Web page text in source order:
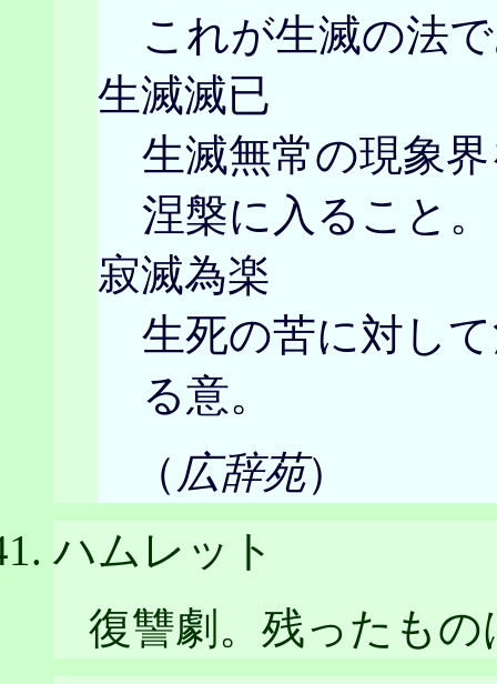
これが生滅の法
生滅滅已
生滅無常の現象
涅槃に入ること。
寂滅為楽
生死の苦に対し
る意。
（ 広辞苑）
ハムレット
復讐劇。残ったもの